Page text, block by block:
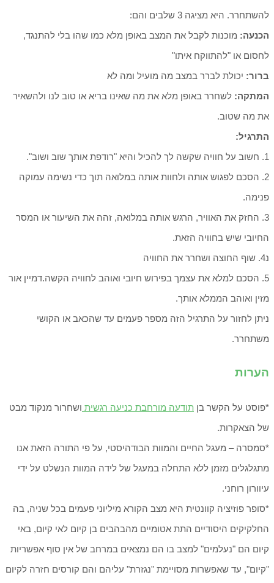
להשתחרר. היא מציגה 3 שלבים והם:
הכנעה: מוכנות לקבל את המצב באופן מלא כמו שהו בלי להתנגד,
לחסום או "להתווקח איתו"
ברור: יכולת לברר במצב מה מועיל ומה לא
המתקה: לשחרר באופן מלא את מה שאינו בריא או טוב לנו ולהשאיר
את מה שטוב.
התרגיל:
1. חשוב על חוויה שקשה לך להכיל והיא "רודפת אותך שוב ושוב".
2. הסכם לפגוש אותה ולחוות אותה במלואה תוך כדי נשימה עמוקה
פנימה.
3. החזק את האוויר, הרגש אותה במלואה, זהה את השיעור או המסר
החיובי שיש בחוויה הזאת.
נ4. שוף החוצה ושחרר את החוויה
5. הסכם למלא את עצמך בפירוש חיובי ואוהב לחוויה הקשה.דמיין אור
מזין ואוהב הממלא אותך.
ניתן לחזור על התרגיל הזה מספר פעמים עד שהכאב או הקושי
משתחרר.
הערות
*פוסט על הקשר בן תודעה מורחבת כניעה רגשית ושחרור מנקוד מבט
של הצאקרות.
*סמסרה – מעגל החיים והמוות הבודהיסטי, על פי התורה הזאת אנו
מתגלגלים מזמן ללא התחלה במעגל של לידה המוות הנשלט על ידי
עיוורון רוחני.
*סופר פוזיציה קוונטית היא מצב הקורא מיליוני פעמים בכל שניה, בה
החלקיקים היסודיים התת אטומיים מהבהבים בן קיום לאי קיום, באי
קיום הם "נעלמים" למצב בו הם נמצאים במרחב של אין סוף אפשריות
"קיום", עד שאפשרות מסויימת "נגזרת" עליהם והם קורסים חזרה לקיום